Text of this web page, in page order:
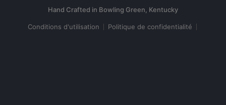
Conditions d'utilisation Politique de confidentialité